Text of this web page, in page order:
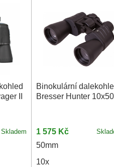
II
Skladem
Binokulární
Bresser Hunter 10x50
1 575 Kč
50mm
10x